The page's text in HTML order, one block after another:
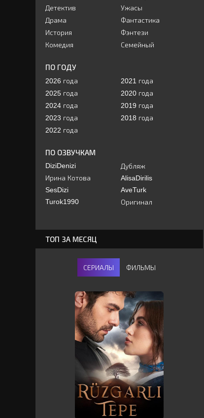
Детектив
Драма
История
Комедия
Ужасы
Фантастика
Фэнтези
Семейный
ПО ГОДУ
2026 года
2025 года
2024 года
2023 года
2022 года
2021 года
2020 года
2019 года
2018 года
ПО ОЗВУЧКАМ
DiziDenizi
Ирина Котова
SesDizi
Turok1990
Дубляж
AlisaDirilis
AveTurk
Оригинал
ТОП ЗА МЕСЯЦ
СЕРИАЛЫ ФИЛЬМЫ